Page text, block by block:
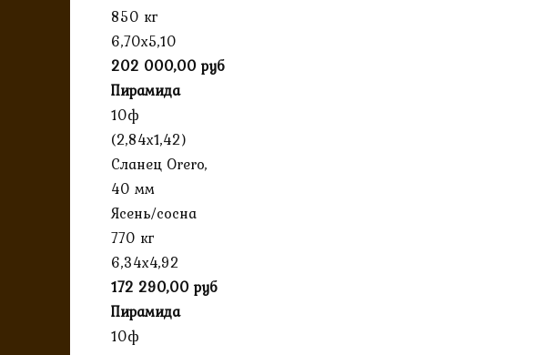
850 кг
6,70х5,10
202 000,00 руб
Пирамида
10ф
(2,84х1,42)
Сланец Orero,
40 мм
Ясень/сосна
770 кг
6,34х4,92
172 290,00 руб
Пирамида
10ф